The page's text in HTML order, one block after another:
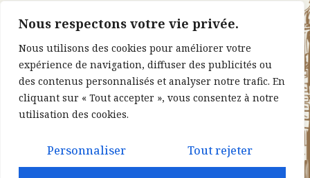
Nous respectons votre vie privée.
Nous utilisons des cookies pour améliorer votre
expérience de navigation, diffuser des publicités ou
des contenus personnalisés et analyser notre trafic. En
cliquant sur « Tout accepter », vous consentez à notre
utilisation des cookies.
Personnaliser Tout rejeter
Informations Rapides
Accueil
Notre carte
59 Avenue de la Motte-Picquet 75015 PARIS